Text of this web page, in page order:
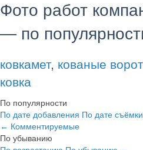
Фото работ
— по
ковкамет, кованые
ковка
По популярности
По дате добавления По дате съёмки
← Комментируемые
По убыванию